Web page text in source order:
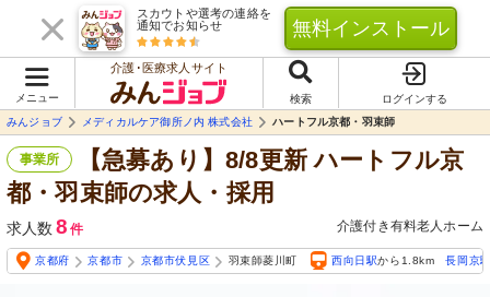
スカウトや選考の連絡を
通知でお知らせ
無料インストール
メニュー
介護･医療求人サイト
検索
ログインする
みんジョブ
メディカルケア御所ノ内 株式会社 ハートフル京都・羽束師
事業所
【急募あり】8/8更新 ハートフル京
都・羽束師の求人・採用
求人数 8 件 介護付き有料老人ホーム
京都府 京都市 京都市伏見区 羽束師菱川町 西向日駅から1.8km 長岡京